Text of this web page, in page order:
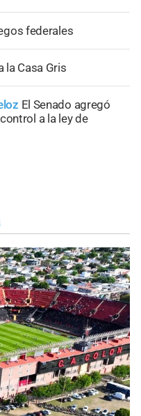
federales
la Casa Gris
El Senado agregó
a la ley de